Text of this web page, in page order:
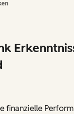
finanzielle